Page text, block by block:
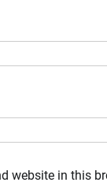
website in this